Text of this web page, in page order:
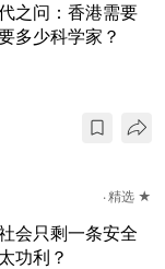
之问：香港需要
多少科学家？
精选 ★
会只剩一条安全
功利？